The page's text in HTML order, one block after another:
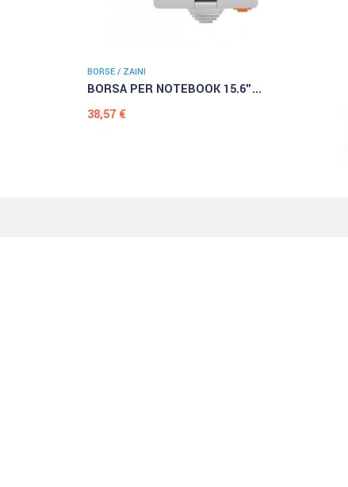
BORSE / ZAINI
BORSA PER NOTEBOOK 15.6"...
Prezzo
38,57 €